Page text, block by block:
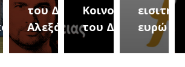
του Δήμου
Αλεξάνδρειας
Κοινοτήτων
του Δήμου
εισιτήριο 2
ευρώ